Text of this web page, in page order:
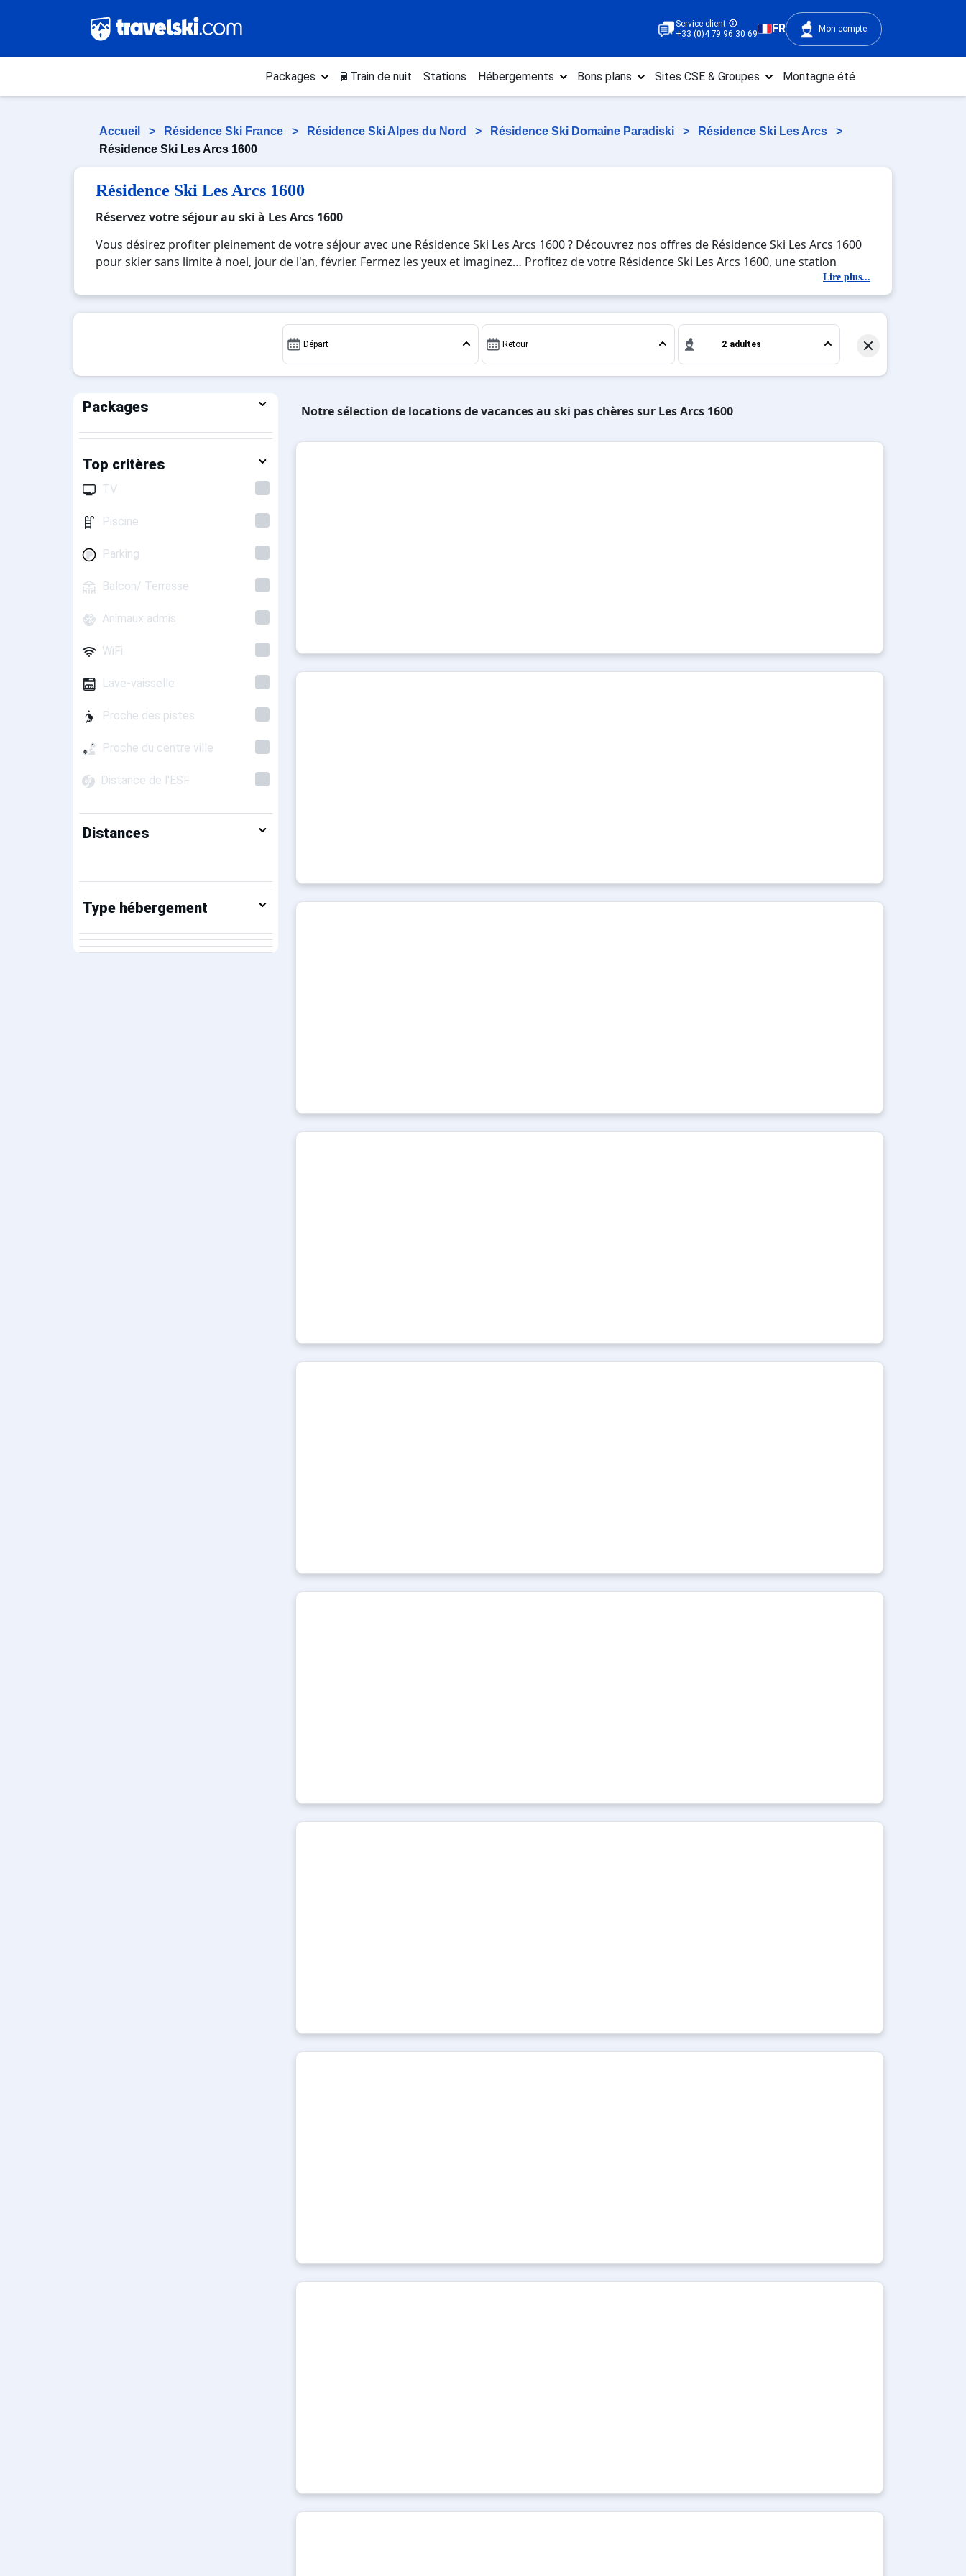
Service client
+33 (0)4 79 96 30 69
FR Mon compte
Packages 🚆Train de nuit Stations Hébergements Bons plans Sites CSE & Groupes Montagne été
Accueil > Résidence Ski France > Résidence Ski Alpes du Nord > Résidence Ski Domaine Paradiski > Résidence Ski Les Arcs
>
Résidence Ski Les Arcs 1600
Résidence Ski Les Arcs 1600
Réservez votre séjour au ski à Les Arcs 1600
Vous désirez profiter pleinement de votre séjour avec une Résidence Ski Les Arcs 1600 ? Découvrez nos offres de Résidence Ski Les Arcs 1600
pour skier sans limite à noel, jour de l'an, février. Fermez les yeux et imaginez… Profitez de votre Résidence Ski Les Arcs 1600, une station
réputée et moderne où vous pourrez mêler les plaisirs de la glisse sur les pistes de ski et des activités en totale immersion avec la beauté des
paysages montagnards. Pour un week-end ou pour 7 jours en Résidence Ski Les Arcs 1600 , en famille ou entre amis, c'est l'occasion parfaite
pour créer des souvenirs uniques de vos vacances au ski.
Lire plus...
Départ Retour 2 adultes
Packages
Top critères
TV
Piscine
Parking
Balcon/ Terrasse
Animaux admis
WiFi
Lave-vaisselle
Proche des pistes
Proche du centre ville
Distance de l'ESF
Distances
Type hébergement
Notre sélection de locations de vacances au ski pas chères sur Les Arcs 1600